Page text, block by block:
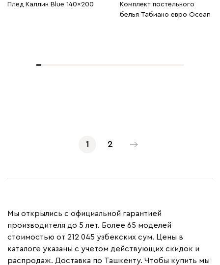
Плед Каллин Blue 140x200
Комплект постельного
белья Табиано евро Ocean
1 2
Мы открылись с официальной гарантией
производителя до 5 лет. Более 65 моделей
стоимостью от 212 045 узбекских сум. Цены в
каталоге указаны с учетом действующих скидок и
распродаж. Доставка по Ташкенту. Чтобы купить мы